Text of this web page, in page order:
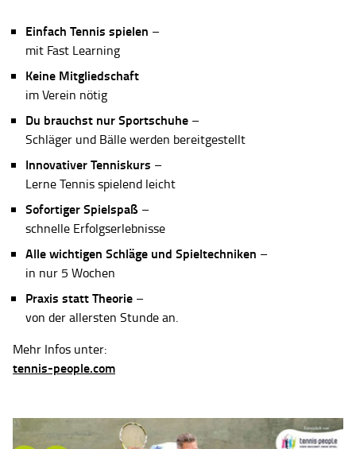
Einfach Tennis spielen –
mit Fast Learning
Keine Mitgliedschaft
im Verein nötig
Du brauchst nur Sportschuhe –
Schläger und Bälle werden bereitgestellt
Innovativer Tenniskurs –
Lerne Tennis spielend leicht
Sofortiger Spielspaß –
schnelle Erfolgserlebnisse
Alle wichtigen Schläge und Spieltechniken –
in nur 5 Wochen
Praxis statt Theorie –
von der allersten Stunde an.
Mehr Infos unter:
tennis-people.com